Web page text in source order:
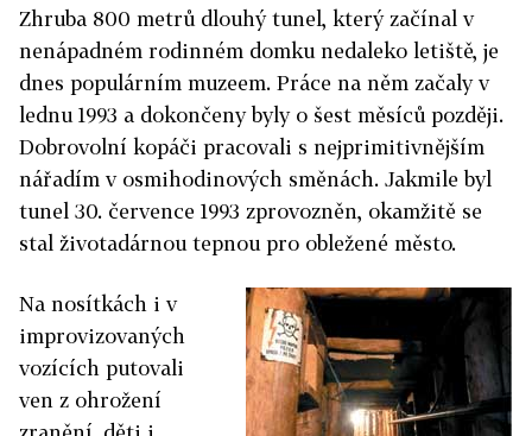
Zhruba 800 metrů dlouhý tunel, který začínal v
nenápadném rodinném domku nedaleko letiště, je
dnes populárním muzeem. Práce na něm začaly v
lednu 1993 a dokončeny byly o šest měsíců později.
Dobrovolní kopáči pracovali s nejprimitivnějším
nářadím v osmihodinových směnách. Jakmile byl
tunel 30. července 1993 zprovozněn, okamžitě se
stal životadárnou tepnou pro obležené město.
Na nosítkách i v
improvizovaných
vozících putovali
ven z ohrožení